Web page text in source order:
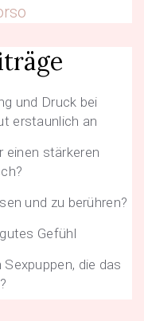
und Druck bei
erstaunlich an
einen stärkeren
und zu berühren?
Gefühl
die das